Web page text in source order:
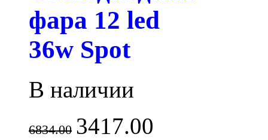
фара 12 led
36w Spot
В наличии
6834.00 3417.00